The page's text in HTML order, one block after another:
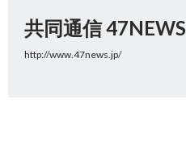
共同通信 47NEWS
http://www.47news.jp/